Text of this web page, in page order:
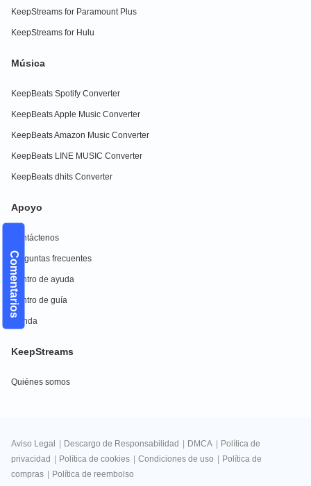
Comentarios
KeepStreams for Paramount Plus
KeepStreams for Hulu
Música
KeepBeats Spotify Converter
KeepBeats Apple Music Converter
KeepBeats Amazon Music Converter
KeepBeats LINE MUSIC Converter
KeepBeats dhits Converter
Apoyo
Contáctenos
Preguntas frecuentes
Centro de ayuda
Centro de guía
Tienda
KeepStreams
Quiénes somos
Aviso Legal Descargo de Responsabilidad DMCA
Política de
privacidad
Política de cookies Condiciones de uso
Política de
compras
Política de reembolso